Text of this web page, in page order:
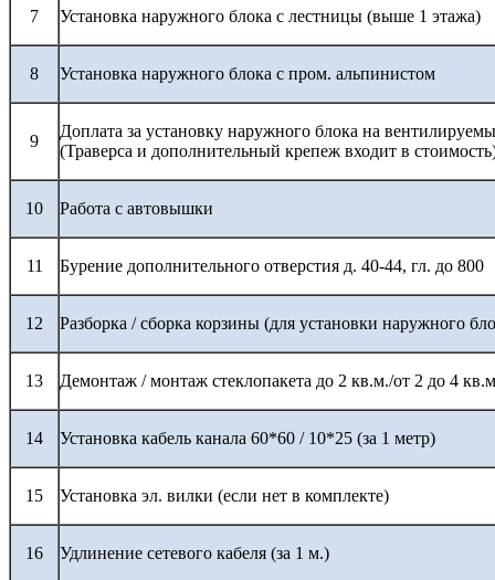
7 Установка наружного блока с лестницы (выше 1 этажа)
8 Установка наружного блока с пром. альпинистом
9
Доплата за установку наружного блока на
(Траверса и дополнительный крепеж входит в
10 Работа с автовышки
11 Бурение дополнительного отверстия д. 40-44, гл. до 800
12 Разборка / сборка корзины (для установки наружного
13 Демонтаж / монтаж стеклопакета до 2 кв.м./от 2 до 4
14 Установка кабель канала 60*60 / 10*25 (за 1 метр)
15 Установка эл. вилки (если нет в комплекте)
16 Удлинение сетевого кабеля (за 1 м.)